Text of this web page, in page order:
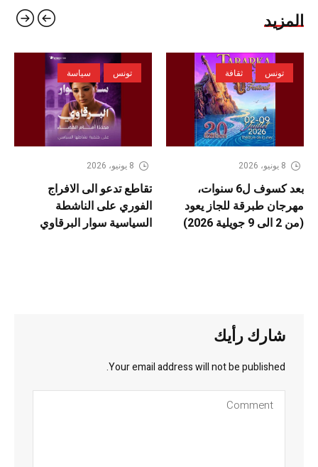
المزيد
تونس ثقافة
8 يونيو، 2026
بعد كسوف ل6 سنوات،
مهرجان طبرقة للجاز يعود
(من 2 الى 9 جويلية 2026)
تونس سياسة
8 يونيو، 2026
تقاطع تدعو الى الافراج
الفوري على الناشطة
السياسية سوار البرقاوي
شارك رأيك
Your email address will not be published.